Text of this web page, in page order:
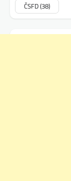
ČSFD(38)